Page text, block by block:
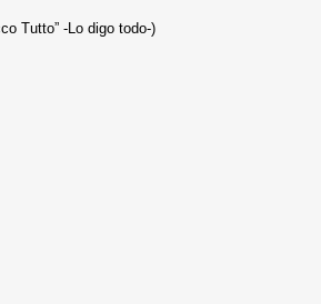
Tutto” -Lo digo todo-)